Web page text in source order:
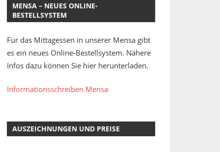
MENSA – NEUES ONLINE-
BESTELLSYSTEM
Für das Mittagessen in unserer Mensa gibt
es ein neues Online-Bestellsystem. Nähere
Infos dazu können Sie hier herunterladen.
Informationsschreiben Mensa
AUSZEICHNUNGEN UND PREISE